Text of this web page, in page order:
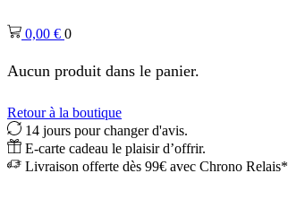
0,00 € 0
Aucun produit dans le panier.
Retour à la boutique
14 jours pour changer d'avis.
E-carte cadeau le plaisir d’offrir.
Livraison offerte dès 99€ avec Chrono Relais*